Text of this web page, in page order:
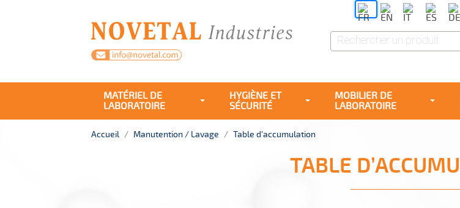
MATÉRIEL DE
LABORATOIRE
HYGIÈNE ET
SÉCURITÉ
MOBILIER DE
LABORATOIRE
Accueil Manutention / Lavage Table d’accumulation
TABLE